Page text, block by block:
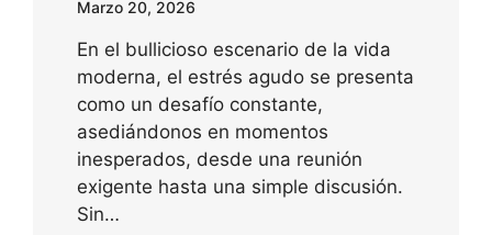
Marzo 20, 2026
En el bullicioso escenario de la vida
moderna, el estrés agudo se presenta
como un desafío constante,
asediándonos en momentos
inesperados, desde una reunión
exigente hasta una simple discusión.
Sin…